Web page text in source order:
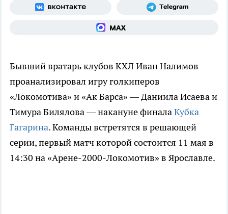
Бывший вратарь клубов КХЛ Иван Налимов
проанализировал игру голкиперов
«Локомотива» и «Ак Барса» — Даниила Исаева и
Тимура Билялова — накануне финалаКубка
Гагарина. Команды встретятся в решающей
серии, первый матч которой состоится 11 мая в
14:30 на «Арене-2000-Локомотив» в Ярославле.